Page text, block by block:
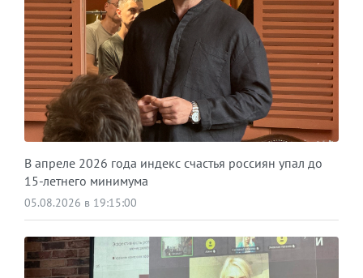
В апреле 2026 года индекс счастья россиян упал до
15-летнего минимума
05.08.2026 в 19:15:00